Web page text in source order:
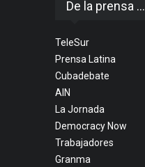
De la prensa ...
TeleSur
Prensa Latina
Cubadebate
AIN
La Jornada
Democracy Now
Trabajadores
Granma